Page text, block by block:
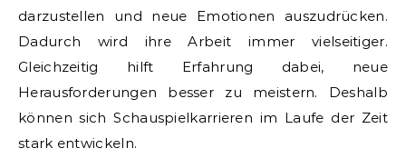
darzustellen und neue Emotionen auszudrücken.
Dadurch wird ihre Arbeit immer vielseitiger.
Gleichzeitig hilft Erfahrung dabei, neue
Herausforderungen besser zu meistern. Deshalb
können sich Schauspielkarrieren im Laufe der Zeit
stark entwickeln.